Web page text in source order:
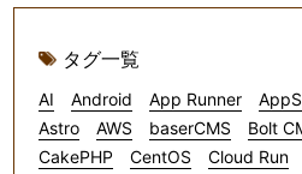
タグ一覧
AI Android App Runner
Astro
AWS baserCMS Bolt
CakePHP
CentOS Cloud Run